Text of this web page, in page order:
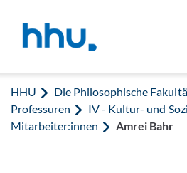
HHU Die Philosophische
Professuren
IV - Kultur- und
Mitarbeiter:innen
Amrei Bahr